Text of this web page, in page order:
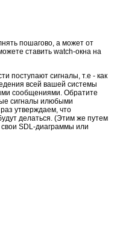
пошагово, а может от
ставить watch-окна на
поступают сигналы, т.е - как
всей вашей системы
сообщениями. Обратите
сигналы илюбыми
утверждаем, что
делаться. (Этим же путем
SDL-диаграммы или